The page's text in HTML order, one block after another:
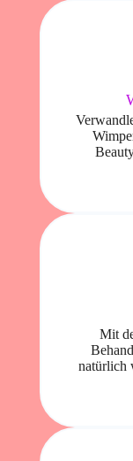
Mit
natürlich